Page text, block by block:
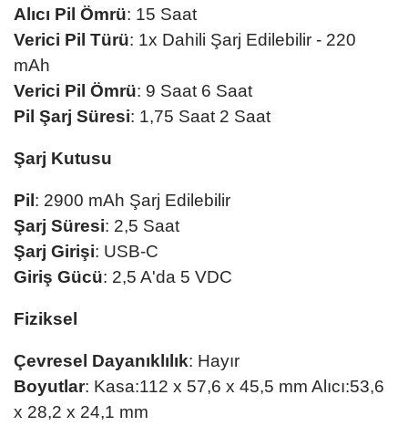
Alıcı Pil Ömrü: 15 Saat
Verici Pil Türü: 1x Dahili Şarj Edilebilir - 220
mAh
Verici Pil Ömrü: 9 Saat 6 Saat
Pil Şarj Süresi: 1,75 Saat 2 Saat
Şarj Kutusu
Pil : 2900 mAh Şarj Edilebilir
Şarj Süresi: 2,5 Saat
Şarj Girişi: USB-C
Giriş Gücü: 2,5 A'da 5 VDC
Fiziksel
Çevresel Dayanıklılık: Hayır
Boyutlar: Kasa:112 x 57,6 x 45,5 mm Alıcı:53,6
x 28,2 x 24,1 mm